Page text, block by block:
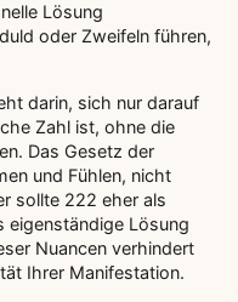
Lösung
oder Zweifeln führen,
darin, sich nur darauf
Zahl ist, ohne die
Das Gesetz der
und Fühlen, nicht
sollte 222 eher als
eigenständige Lösung
Nuancen verhindert
Ihrer Manifestation.